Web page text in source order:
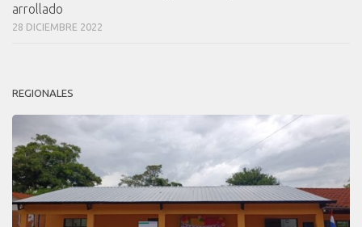
arrollado
28 DICIEMBRE 2022
REGIONALES